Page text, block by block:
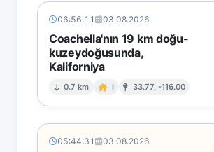
06:56:11 03.08.2026
Coachella'nın 19 km doğu-
kuzeydoğusunda,
Kaliforniya
0.7 km I 33.77, -116.00
05:44:31 03.08.2026